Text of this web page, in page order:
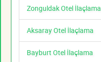
Zonguldak Otel İlaçlama
Aksaray Otel İlaçlama
Bayburt Otel İlaçlama